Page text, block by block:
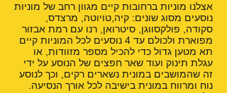
אצלנו מוניות ברחובות קיים מגוון רחב של מוניות
נוסעים מסוג שונים: קיה,טויוטה, מרצדס,
סקודה, פולקסווגן, סיטרואן, רנו עם רמת אבזור
מפוארת ולכולם עד 4 נוסעים לכל המוניות קיים
תא מטען גדול כדי להכיל מספר מזוודות, או
עגלת תינוק ועוד שאר חפצים של הנוסע על ידי
זה שהמושבים במונית נשארים רקים, וכך לנוסע
נוח ומרווח במונית בישיבה לכל אורך הנסיעה.